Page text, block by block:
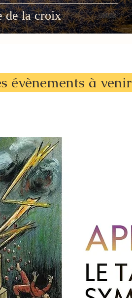
de la croix
évènements à venir